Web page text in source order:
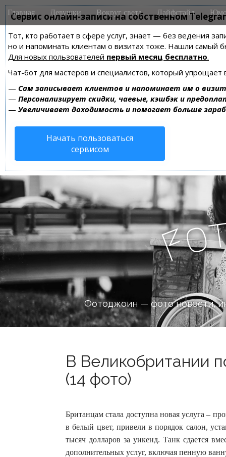
Сервис онлайн-записи на собственном
Тот, кто работает в сфере услуг, знает — без ведения
но и напоминать клиентам о визитах тоже. Нашли самый
Для новых пользователей первый месяц бесплатно.
Чат-бот для мастеров и специалистов, который упрощает
— Сам записывает клиентов и напоминает им о
— Персонализирует скидки, чаевые, кэшбэк и
— Увеличивает доходимость и помогает больше
Начать пользоваться
сервисом
M
a
n
m
e
n
u
i
Главная Девушки Вокруг света Лайфстайл
Fo
Фотоджоин — фото новости,
В Великобритании
(14 фото)
Британцам стала доступна новая услуга –
в белый цвет, привели в порядок салон,
тысяч долларов за уикенд.Танк сдается
дополнительных услуг, включая пенную